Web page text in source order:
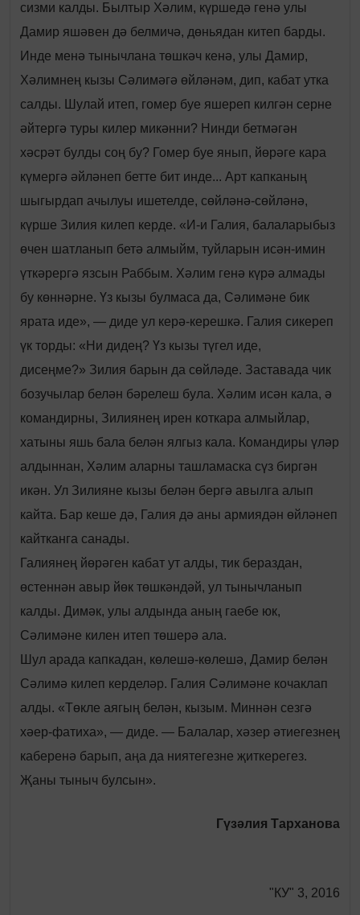
сизми калды. Былтыр Хәлим, күршедә генә улы
Дамир яшәвен дә белмичә, дөньядан китеп барды.
Инде менә тынычлана төшкәч кенә, улы Дамир,
Хәлимнең кызы Сәлимәгә өйләнәм, дип, кабат утка
салды. Шулай итеп, гомер буе яшереп килгән серне
әйтергә туры килер микәнни? Нинди бетмәгән
хәсрәт булды соң бу? Гомер буе янып, йөрәге кара
күмергә әйләнеп бетте бит инде... Арт капканың
шыгырдап ачылуы ишетелде, сөйләнә-сөйләнә,
күрше Зилия килеп керде. «И-и Галия, балаларыбыз
өчен шатланып бетә алмыйм, туйларын исән-имин
үткәрергә язсын Раббым. Хәлим генә күрә алмады
бу көннәрне. Үз кызы булмаса да, Сәлимәне бик
ярата иде», — диде ул керә-керешкә. Галия сикереп
үк торды: «Ни дидең? Үз кызы түгел иде,
дисеңме?» Зилия барын да сөйләде. Заставада чик
бозучылар белән бәрелеш була. Хәлим исән кала, ә
командирны, Зилиянең ирен коткара алмыйлар,
хатыны яшь бала белән ялгыз кала. Командиры үләр
алдыннан, Хәлим аларны ташламаска сүз биргән
икән. Ул Зилияне кызы белән бергә авылга алып
кайта. Бар кеше дә, Галия дә аны армиядән өйләнеп
кайтканга санады.
Галиянең йөрәген кабат ут алды, тик бераздан,
өстеннән авыр йөк төшкәндәй, ул тынычланып
калды. Димәк, улы алдында аның гаебе юк,
Сәлимәне килен итеп төшерә ала.
Шул арада капкадан, көлешә-көлешә, Дамир белән
Сәлимә килеп керделәр. Галия Сәлимәне кочаклап
алды. «Төкле аягың белән, кызым. Миннән сезгә
хәер-фатиха», — диде. — Балалар, хәзер әтиегезнең
каберенә барып, аңа да ниятегезне җиткерегез.
Җаны тыныч булсын».
Гүзәлия Тарханова
"КУ" 3, 2016